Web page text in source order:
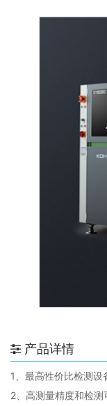
产品详情
1、最高性价比检测设
2、高测量精度和检测